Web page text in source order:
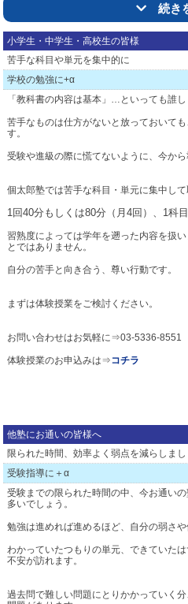
※久我山教室の個太郎塾に8月もしく
※講習をお申込の方が8/31以降で9月
はありません。
★次の方は上記特典の対象外となりま
・過去に市進学院や個太郎塾に在籍さ
・過去に市進学院や個太郎塾の季節講
※個太郎塾は講師1：生徒2で実施しま
にお問い合わせください。時間の許す
☆上記のキャンペーン①～②を受けら
制度によるQuoカード進呈は適用外と
続き
小学生・中学生・高校生の皆様
苦手な科目や単元を集中的に
学校の勉強に+α
「教科書の内容は基本」…といっても誰し
苦手なものは仕方がないと放っておいて
す。
受験や進級の際に慌てないように、今から
個太郎塾では苦手な科目・単元に集中して
1回40分もしくは80分（月4回）、1科
習熟度によっては学年を遡った内容を扱
とではありません。
自分の苦手と向き合う、尊い行動です。
まずは体験授業をご検討ください。
お問い合わせはお気軽に⇒03-5336-8551
体験授業のお申込みは⇒コチラ
他塾にお通いの皆様へ
限られた時間、効率よく弱点を減らしまし
受験指導に＋α
受験までの限られた時間の中、今お通い
多いでしょう。
勉強は進めれば進めるほど、自分の弱さや
わかっていたつもりの単元、できていた
不安が訪れます。
過去問で難しい問題にとりかかっていく